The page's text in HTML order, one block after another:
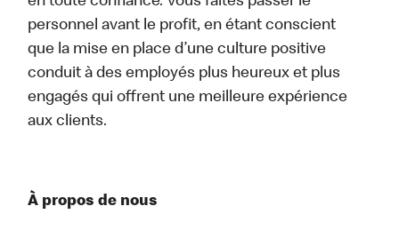
personnel avant le profit, en étant conscient
que la mise en place d’une culture positive
conduit à des employés plus heureux et plus
engagés qui offrent une meilleure expérience
aux clients.
À propos de nous